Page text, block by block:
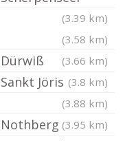
(3.39 km)
(3.58 km)
(3.66 km)
Jöris (3.8 km)
(3.88 km)
(3.95 km)